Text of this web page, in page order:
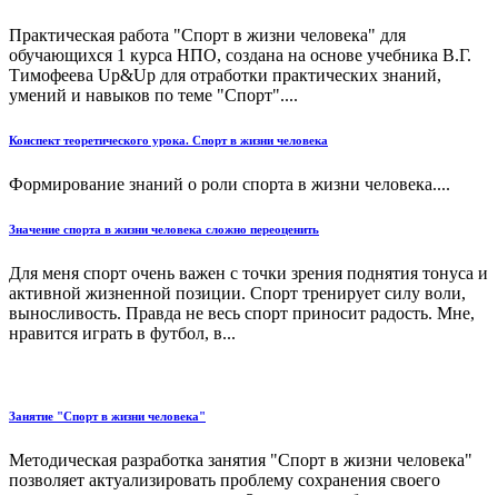
Практическая работа "Спорт в жизни человека" для
обучающихся 1 курса НПО, создана на основе учебника В.Г.
Тимофеева Up&Up для отработки практических знаний,
умений и навыков по теме "Спорт"....
Конспект теоретического урока. Спорт в жизни человека
Формирование знаний о роли спорта в жизни человека....
Значение спорта в жизни человека сложно переоценить
Для меня спорт очень важен с точки зрения поднятия тонуса и
активной жизненной позиции. Спорт тренирует силу воли,
выносливость. Правда не весь спорт приносит радость. Мне,
нравится играть в футбол, в...
Занятие "Спорт в жизни человека"
Методическая разработка занятия "Спорт в жизни человека"
позволяет актуализировать проблему сохранения своего